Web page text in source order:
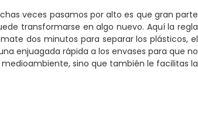
veces pasamos por alto es que gran parte
transformarse en algo nuevo. Aquí la regla
dos minutos para separar los plásticos, el
enjuagada rápida a los envases para que no
sino que también le facilitas la